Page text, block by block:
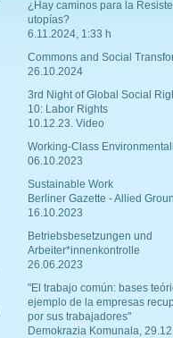
¿Hay caminos para la
utopías?
6.11.2024, 1:33 h
Commons and Social
26.10.2024
3rd Night of Global Social
10: Labor Rights
10.12.23. Video
Working-Class
06.10.2023
Sustainable Work
Berliner Gazette - Allied
16.10.2023
Betriebsbesetzungen und
Arbeiter*innenkontrolle
26.06.2023
"El trabajo común: bases
ejemplo de la empresas
por sus trabajadores"
Demokrazia Komunala,